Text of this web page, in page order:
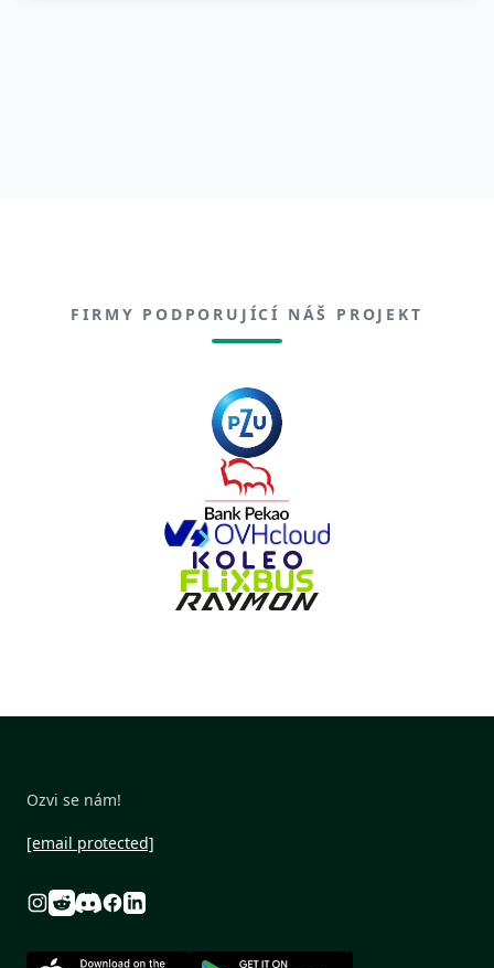
FIRMY PODPORUJÍCÍ NÁŠ PROJEKT
Ozvi se nám!
[email protected]
Instagram
RedditDiscord
Facebook
Linkedin